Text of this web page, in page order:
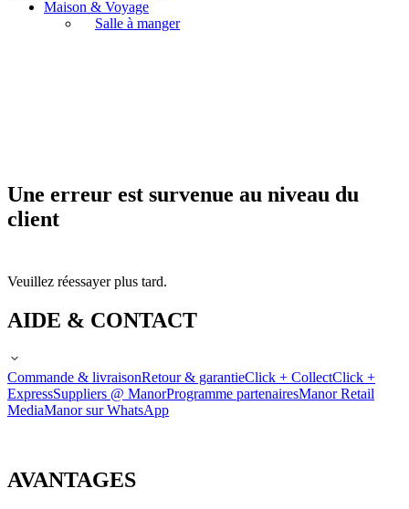
Maison & Voyage
Salle à manger
Une erreur est survenue au niveau du
client
Veuillez réessayer plus tard.
AIDE & CONTACT
Commande & livraisonRetour & garantieClick + CollectClick +
ExpressSuppliers @ ManorProgramme partenairesManor Retail
MediaManor sur WhatsApp
AVANTAGES